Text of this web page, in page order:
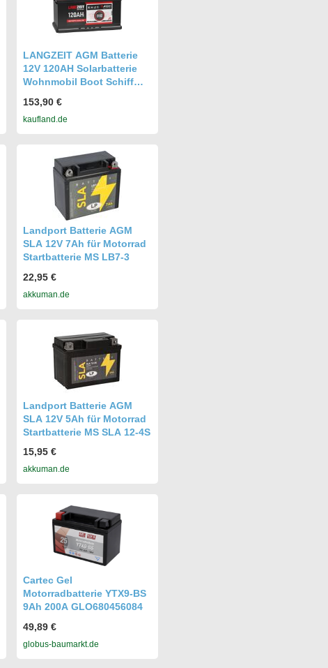
LANGZEIT AGM Batterie
12V 120AH Solarbatterie
Wohnmobil Boot Schiff
153,90 €
kaufland.de
Landport Batterie AGM
SLA 12V 7Ah für Motorrad
Startbatterie MS LB7-3
22,95 €
akkuman.de
Landport Batterie AGM
SLA 12V 5Ah für Motorrad
Startbatterie MS SLA 12-4S
15,95 €
akkuman.de
Cartec Gel
Motorradbatterie YTX9-BS
9Ah 200A GLO680456084
49,89 €
globus-baumarkt.de